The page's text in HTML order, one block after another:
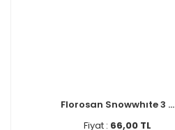
Florosan Snowwhıte 3 ...
Fiyat : 66,00 TL